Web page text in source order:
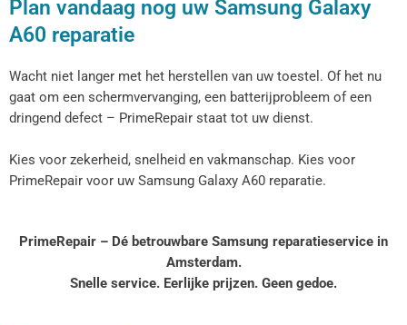
Plan vandaag nog uw Samsung Galaxy
A60 reparatie
Wacht niet langer met het herstellen van uw toestel. Of het nu
gaat om een schermvervanging, een batterijprobleem of een
dringend defect – PrimeRepair staat tot uw dienst.
Kies voor zekerheid, snelheid en vakmanschap. Kies voor
PrimeRepair voor uw Samsung Galaxy A60 reparatie.
PrimeRepair – Dé betrouwbare Samsung reparatieservice in
Amsterdam.
Snelle service. Eerlijke prijzen. Geen gedoe.